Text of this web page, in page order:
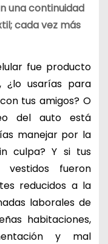
una continuidad
cada vez más
fue producto
usarías para
tus amigos? O
del auto está
manejar por la
culpa? Y si tus
vestidos fueron
reducidos a la
laborales de
habitaciones,
y mal